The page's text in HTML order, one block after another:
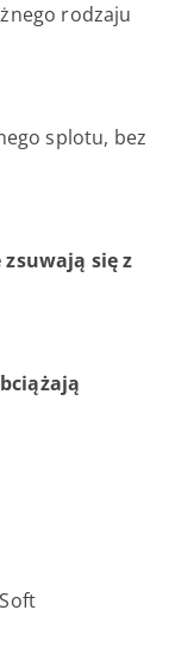
rodzaju
splotu, bez
się z